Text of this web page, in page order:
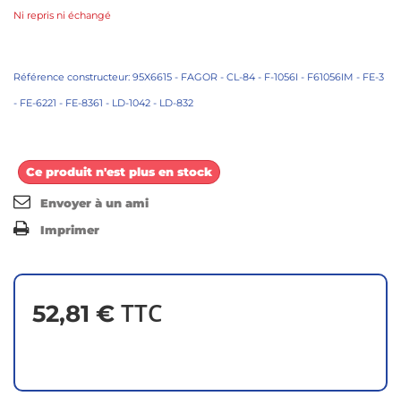
Ni repris ni échangé
Référence constructeur: 95X6615 - FAGOR - CL-84 - F-1056I - F61056IM - FE-3
- FE-6221 - FE-8361 - LD-1042 - LD-832
Ce produit n'est plus en stock
Envoyer à un ami
Imprimer
52,81 € TTC